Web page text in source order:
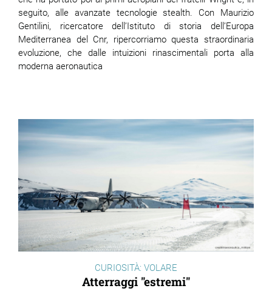
seguito, alle avanzate tecnologie stealth. Con Maurizio
Gentilini, ricercatore dell’Istituto di storia dell’Europa
Mediterranea del Cnr, ripercorriamo questa straordinaria
evoluzione, che dalle intuizioni rinascimentali porta alla
moderna aeronautica
CURIOSITÀ: VOLARE
Atterraggi "estremi"